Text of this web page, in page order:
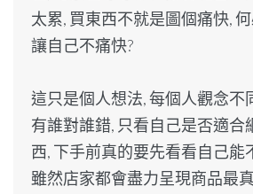
太累, 買東西不就是圖個痛快,
讓自己不痛快?
這只是個人想法, 每個人觀念不
有誰對誰錯, 只看自己是否適合
西, 下手前真的要先看看自己能
雖然店家都會盡力呈現商品最